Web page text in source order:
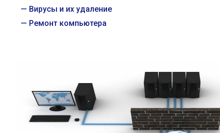
Вирусы и их удаление
Ремонт компьютера